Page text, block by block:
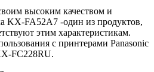
высоким качеством и
KX-FA52A7 -один из продуктов,
этим характеристикам.
с принтерами Panasonic
FC228RU.